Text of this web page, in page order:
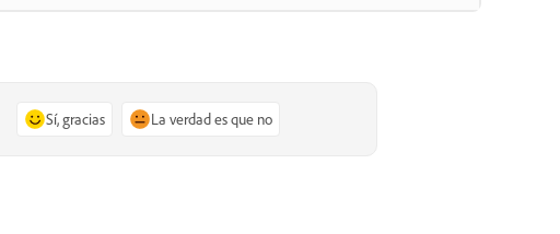
Sí, gracias La verdad es que no